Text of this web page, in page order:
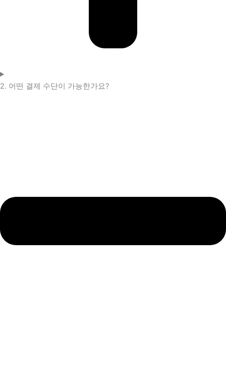
2. 어떤 결제 수단이 가능한가요?